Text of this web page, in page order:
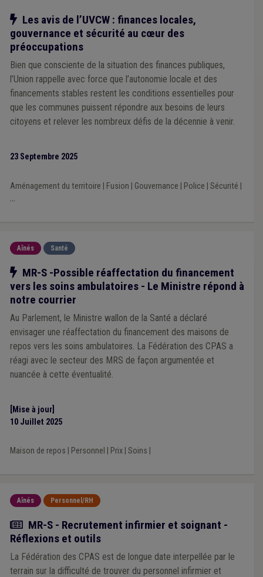
Notre action
Les avis de l’UVCW : finances locales,
gouvernance et sécurité au cœur des
préoccupations
Bien que consciente de la situation des finances publiques,
l’Union rappelle avec force que l’autonomie locale et des
financements stables restent les conditions essentielles pour
que les communes puissent répondre aux besoins de leurs
citoyens et relever les nombreux défis de la décennie à venir.
23 Septembre 2025
Aménagement du territoire Fusion Gouvernance Police Sécurité
...
Aînés Santé
Notre action
MR-S -Possible réaffectation du financement
vers les soins ambulatoires - Le Ministre répond à
notre courrier
Au Parlement, le Ministre wallon de la Santé a déclaré
envisager une réaffectation du financement des maisons de
repos vers les soins ambulatoires. La Fédération des CPAS a
réagi avec le secteur des MRS de façon argumentée et
nuancée à cette éventualité.
[Mise à jour]
10 Juillet 2025
Maison de repos Personnel Prix| Soins
Aînés Personnel/RH
Actualité
MR-S - Recrutement infirmier et soignant -
Réflexions et outils
La Fédération des CPAS est de longue date interpellée par le
terrain sur la difficulté de trouver du personnel infirmier et